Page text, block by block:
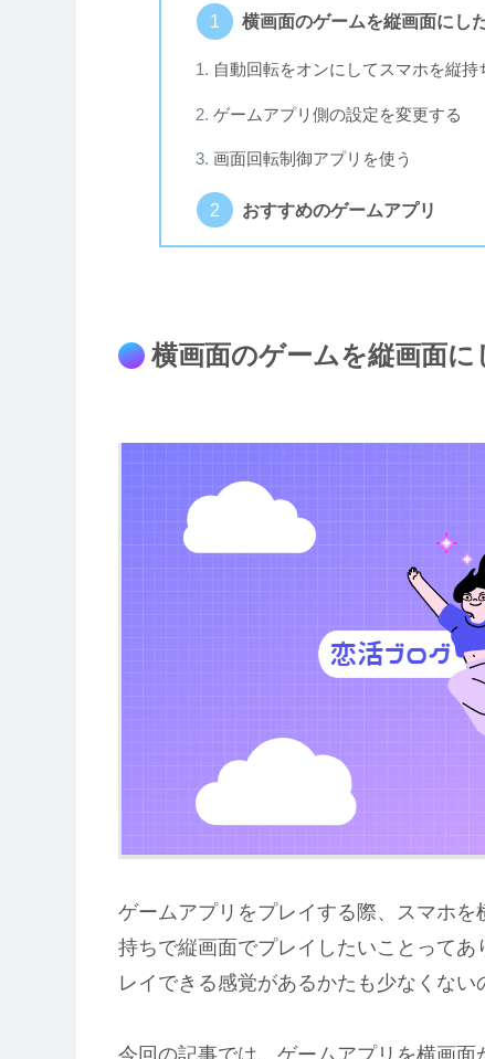
横画面のゲームを縦画面にし
自動回転をオンにしてスマホを縦持
ゲームアプリ側の設定を変更する
画面回転制御アプリを使う
おすすめのゲームアプリ
横画面のゲームを縦画面に
ゲームアプリをプレイする際、スマホ
持ちで縦画面でプレイしたいことって
レイできる感覚があるかたも少なくない
今回の記事では、ゲームアプリを横画